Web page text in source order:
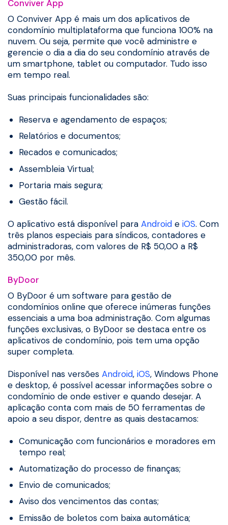
Conviver App
O Conviver App é mais um dos aplicativos de
condomínio multiplataforma que funciona 100% na
nuvem. Ou seja, permite que você administre e
gerencie o dia a dia do seu condomínio através de
um smartphone, tablet ou computador. Tudo isso
em tempo real.
Suas principais funcionalidades são:
Reserva e agendamento de espaços;
Relatórios e documentos;
Recados e comunicados;
Assembleia Virtual;
Portaria mais segura;
Gestão fácil.
O aplicativo está disponível para Android e iOS. Com
três planos especiais para síndicos, contadores e
administradoras, com valores de R$ 50,00 a R$
350,00 por mês.
ByDoor
O ByDoor é um software para gestão de
condomínios online que oferece inúmeras funções
essenciais a uma boa administração. Com algumas
funções exclusivas, o ByDoor se destaca entre os
aplicativos de condomínio, pois tem uma opção
super completa.
Disponível nas versões Android, iOS, Windows Phone
e desktop, é possível acessar informações sobre o
condomínio de onde estiver e quando desejar. A
aplicação conta com mais de 50 ferramentas de
apoio a seu dispor, dentre as quais destacamos:
Comunicação com funcionários e moradores em
tempo real;
Automatização do processo de finanças;
Envio de comunicados;
Aviso dos vencimentos das contas;
Emissão de boletos com baixa automática;